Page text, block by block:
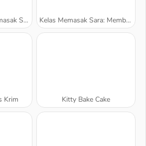
Sara Kelas Memasak Sara: Membuat Kue Tumpuk
Krim Kitty Bake Cake